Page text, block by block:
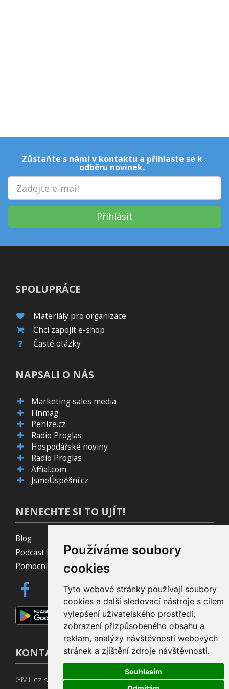
Používáme soubory
cookies
Tyto webové stránky používají soubory
cookies a další sledovací nástroje s cílem
vylepšení uživatelského prostředí,
zobrazení přizpůsobeného obsahu a
reklam, analýzy návštěvnosti webových
stránek a zjištění zdroje návštěvnosti.
Souhlasím
Zůstaňte s námi v kontaktu a přihlaste se k
odběru novinek.
Přihlásit
SPOLUPRÁCE
Materiály pro organizace
Chci zapojit e-shop
Časté otázky
NAPSALI O NÁS
Marketing sales media
Finmag
Peníze.cz
Radio Proglas
Hospodářské noviny
Radio Proglas
Affial.com
JsmeÚspěšní.cz
NENECHTE SI TO UJÍT!
Blog
Podcast Pijavice
Pomocník do prohlížeče
KONTAKT
GIVT.cz s. r. o., Dolní nám. 16, 779 00 Olomouc